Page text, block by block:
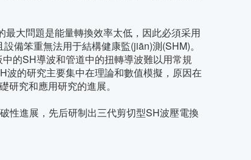
問題是能量轉換效率太低，因此必須采用
設備笨重無法用于結構健康監(jiān)測(SHM)。
的SH導波和管道中的扭轉導波難以用常規
波的研究主要集中在理論和數值模擬，原因在
和應用研究的進展。
進展，先后研制出三代剪切型SH波壓電換